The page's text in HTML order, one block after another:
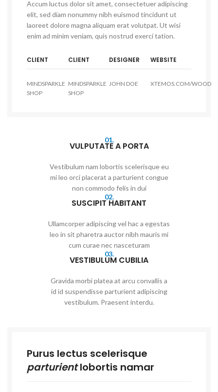
Accum luctus dolor sit amet, consectetuer adipiscing
elit, sed diam nonummy nibh euismod tincidunt ut
laoreet dolore magna aliquam erat volutpat. Ut wisi
enim ad minim veniam, quis nostrud exerci tation.
CLIENT
MINDSPARKLE
SHOP
CLIENT
MINDSPARKLE
SHOP
DESIGNER
JOHN DOE
WEBSITE
XTEMOS.COM/WOOD
01.
VULPUTATE A PORTA
Vestibulum nam lobortis scelerisque eu
mi leo orci placerat a parturient congue
non commodo felis in dui
02.
SUSCIPIT HABITANT
Ullamcorper adipiscing vel hac a egestas
leo in sit pharetra auctor nibh mauris mi
cum curae nec nasceturam
03.
VESTIBULUM CUBILIA
Gravida morbi platea at arcu convallis a
id id suspendisse parturient adipiscing
vestibulum. Praesent interdu.
Purus lectus scelerisque
parturientlobortis namar